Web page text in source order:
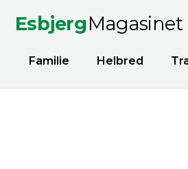
EsbjergMagasinet
Familie Helbred